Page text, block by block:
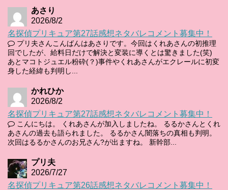
あさり
2026/8/2
名探偵プリキュア第27話感想ネタバレコメント募集中！
プリ夫さんこんばんはあさりです。今回はくれあさんの初推理
回でしたが、給料日だけで解決と変装に導くとは驚きました(笑)
あとマコトジュエル粉砕(？)事件やくれあさんがエクレールに初変
身した経緯も判明し...
かれひか
2026/8/2
名探偵プリキュア第27話感想ネタバレコメント募集中！
こんにちは。 くれあさんが加入しましたね。 るるかさんとくれ
あさんの過去も語られました。 るるかさん闇落ちの真相も判明。
次回はるるかさんのお兄さん?が出ますね。 新幹部...
プリ夫
2026/7/27
名探偵プリキュア第26話感想ネタバレコメント募集中！